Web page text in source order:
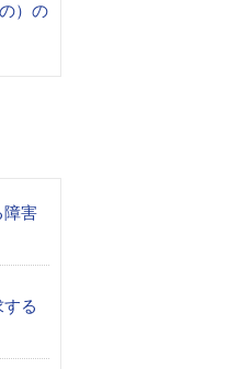
）の
障害
る